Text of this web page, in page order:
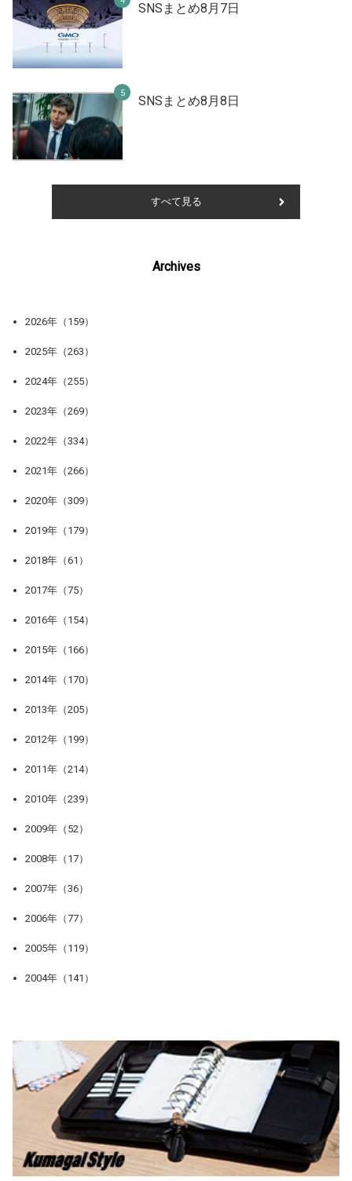
SNSまとめ8月7日
SNSまとめ8月8日
すべて見る
Archives
2026年（159）
2025年（263）
2024年（255）
2023年（269）
2022年（334）
2021年（266）
2020年（309）
2019年（179）
2018年（61）
2017年（75）
2016年（154）
2015年（166）
2014年（170）
2013年（205）
2012年（199）
2011年（214）
2010年（239）
2009年（52）
2008年（17）
2007年（36）
2006年（77）
2005年（119）
2004年（141）